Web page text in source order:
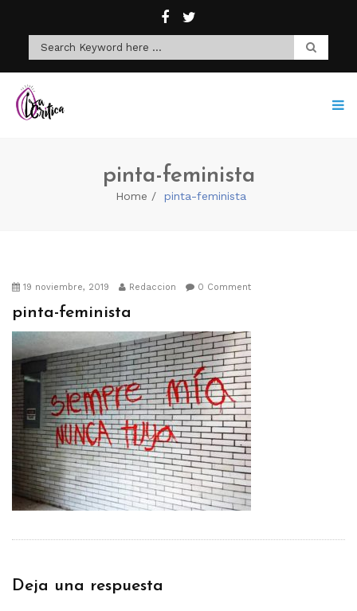
pinta-feminista
Home pinta-feminista
19 noviembre, 2019 Redaccion 0 Comment
pinta-feminista
Deja una respuesta